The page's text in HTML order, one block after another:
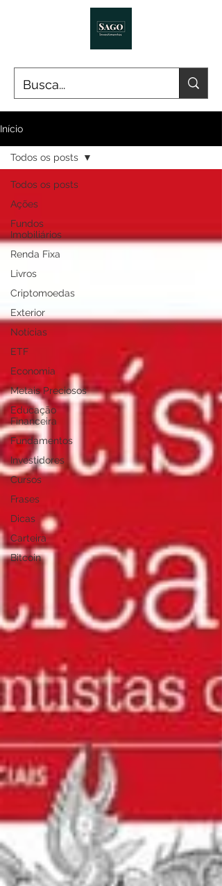
Início
Todos os posts
Ações
Fundos
Imobiliários
Renda Fixa
Livros
Criptomoedas
Exterior
Notícias
ETF
Economia
Metais Preciosos
Educação
Financeira
Fundamentos
Investidores
Cursos
Frases
Dicas
Carteira
Bitcoin
Todos os posts